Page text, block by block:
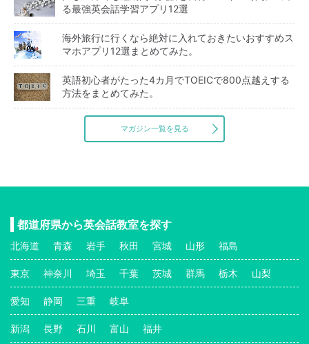
る最強英会話学習アプリ12選
海外旅行に行くなら絶対に入れておきたいおすすめス
マホアプリ12選まとめてみた。
英語初心者がたった4カ月でTOEICで800点越えする
方法をまとめてみた。
マガジン一覧を見る
都道府県から英会話教室を探す
北海道 青森 岩手 秋田 宮城 山形 福島
東京 神奈川 埼玉 千葉 茨城 群馬 栃木 山梨
愛知 静岡 三重 岐阜
新潟 長野 石川 富山 福井